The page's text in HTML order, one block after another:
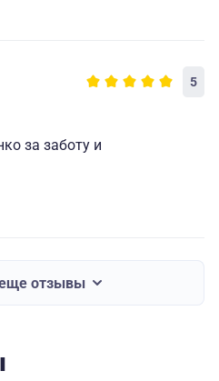
5
за заботу и
отзывы